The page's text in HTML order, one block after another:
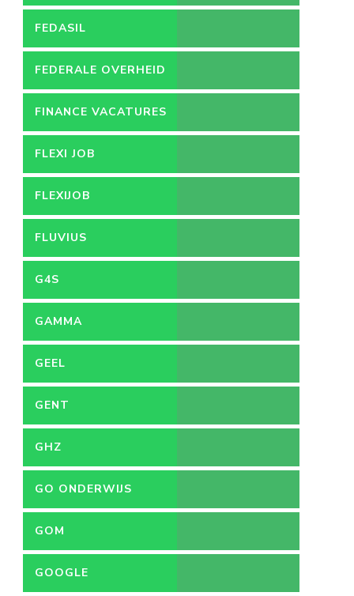
FEDASIL
FEDERALE OVERHEID
FINANCE VACATURES
FLEXI JOB
FLEXIJOB
FLUVIUS
G4S
GAMMA
GEEL
GENT
GHZ
GO ONDERWIJS
GOM
GOOGLE